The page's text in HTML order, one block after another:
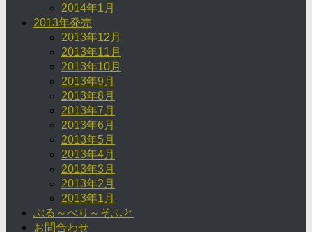
2014年1月
2013年発売
2013年12月
2013年11月
2013年10月
2013年9月
2013年8月
2013年7月
2013年6月
2013年5月
2013年4月
2013年3月
2013年2月
2013年1月
ぶる～べり～そふと
お問合わせ